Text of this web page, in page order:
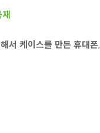
서 케이스를 만든 휴대폰,